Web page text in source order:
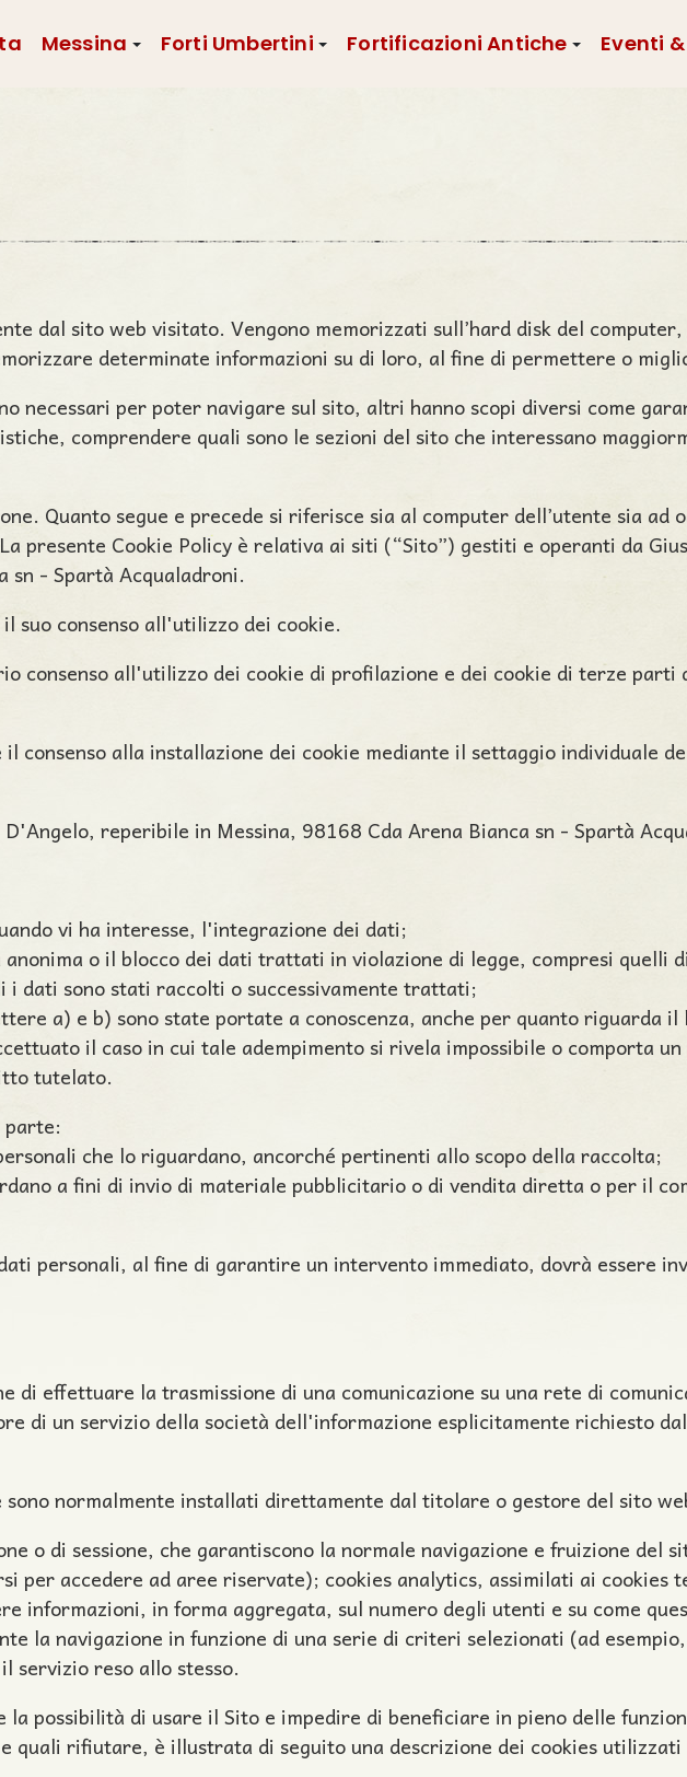
Messina Forti Umbertini Fortificazioni Antiche Eventi
dal sito web visitato. Vengono memorizzati sull’hard disk del
determinate informazioni su di loro, al fine di permettere o
necessari per poter navigare sul sito, altri hanno scopi diversi come
comprendere quali sono le sezioni del sito che interessano
Quanto segue e precede si riferisce sia al computer dell’utente sia ad
presente Cookie Policy è relativa ai siti (“Sito”) gestiti e operanti da
sn - Spartà Acqualadroni.
suo consenso all'utilizzo dei cookie.
consenso all'utilizzo dei cookie di profilazione e dei cookie di terze parti
consenso alla installazione dei cookie mediante il settaggio individuale
reperibile in Messina, 98168 Cda Arena Bianca sn - Spartà
vi ha interesse, l'integrazione dei dati;
o il blocco dei dati trattati in violazione di legge, compresi quelli
i dati sono stati raccolti o successivamente trattati;
a) e b) sono state portate a conoscenza, anche per quanto riguarda
il caso in cui tale adempimento si rivela impossibile o comporta un
tutelato.
che lo riguardano, ancorché pertinenti allo scopo della raccolta;
a fini di invio di materiale pubblicitario o di vendita diretta o per il
personali, al fine di garantire un intervento immediato, dovrà essere
di effettuare la trasmissione di una comunicazione su una rete di
di un servizio della società dell'informazione esplicitamente richiesto
normalmente installati direttamente dal titolare o gestore del sito
o di sessione, che garantiscono la normale navigazione e fruizione del
per accedere ad aree riservate); cookies analytics, assimilati ai cookies
informazioni, in forma aggregata, sul numero degli utenti e su come
la navigazione in funzione di una serie di criteri selezionati (ad
servizio reso allo stesso.
possibilità di usare il Sito e impedire di beneficiare in pieno delle
quali rifiutare, è illustrata di seguito una descrizione dei cookies utilizzati